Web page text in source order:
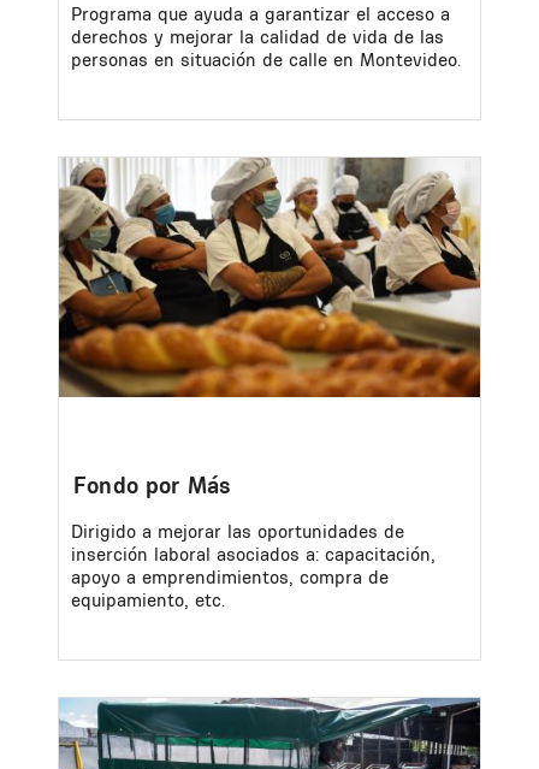
Programa que ayuda a garantizar el acceso a
derechos y mejorar la calidad de vida de las
personas en situación de calle en Montevideo.
Image
Fondo por Más
Dirigido a mejorar las oportunidades de
inserción laboral asociados a: capacitación,
apoyo a emprendimientos, compra de
equipamiento, etc.
Image